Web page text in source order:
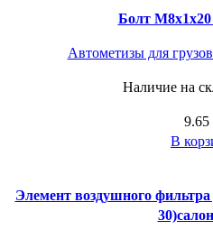
Болт М8х1х20
Автометизы для
Наличие на
9.65
В
Элемент воздушного